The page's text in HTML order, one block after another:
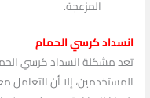
المزعجة.
انسداد كرسي الحمام
تعد مشكلة انسداد كرسي
المستخدمين، إلا أن التعامل